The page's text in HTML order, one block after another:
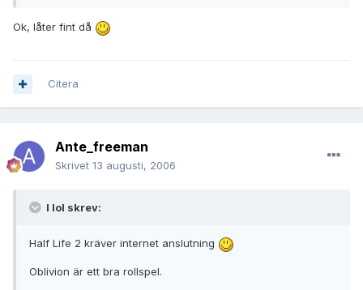
Ok, låter fint då
Citera
Ante_freeman
Skrivet 13 augusti, 2006
I lol skrev:
Half Life 2 kräver internet anslutning
Oblivion är ett bra rollspel.